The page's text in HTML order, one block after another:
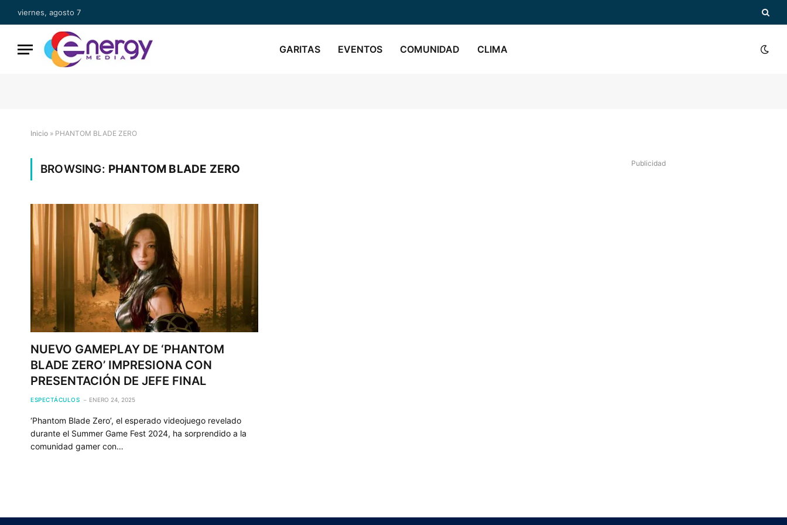
viernes, agosto 7
GARITAS EVENTOS COMUNIDAD CLIMA
Inicio » PHANTOM BLADE ZERO
BROWSING: PHANTOM BLADE ZERO
NUEVO GAMEPLAY DE ‘PHANTOM
BLADE ZERO’ IMPRESIONA CON
PRESENTACIÓN DE JEFE FINAL
ESPECTÁCULOS ENERO 24, 2025
‘Phantom Blade Zero’, el esperado videojuego revelado
durante el Summer Game Fest 2024, ha sorprendido a la
comunidad gamer con…
Publicidad